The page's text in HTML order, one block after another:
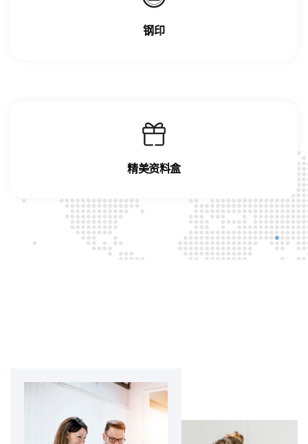
钢印
精美资料盒